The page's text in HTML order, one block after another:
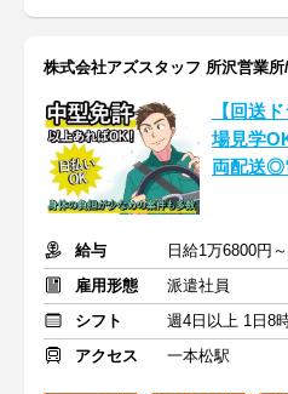
株式会社アズスタッフ 所沢営業
【回送
場見学
両配送◎
給与
日給1万6800円
雇用形態
派遣社員
シフト
週4日以上 1日8
アクセス
一本松駅